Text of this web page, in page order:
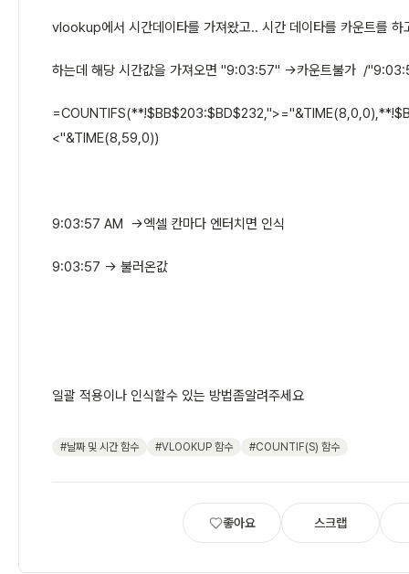
vlookup에서 시간데이타를 가져왔고.. 시간 데이타를 카운트를 하
하는데 해당 시간값을 가져오면 "9:03:57" ->카운트불가 /
<"&TIME(8,59,0))
9:03:57 AM ->엑셀 칸마다 엔터치면 인식
9:03:57 -> 불러온값
일괄 적용이나 인식할수 있는 방법좀알려주세요
#날짜 및 시간 함수 #VLOOKUP 함수 #COUNTIF(S) 함수
좋아요 스크랩